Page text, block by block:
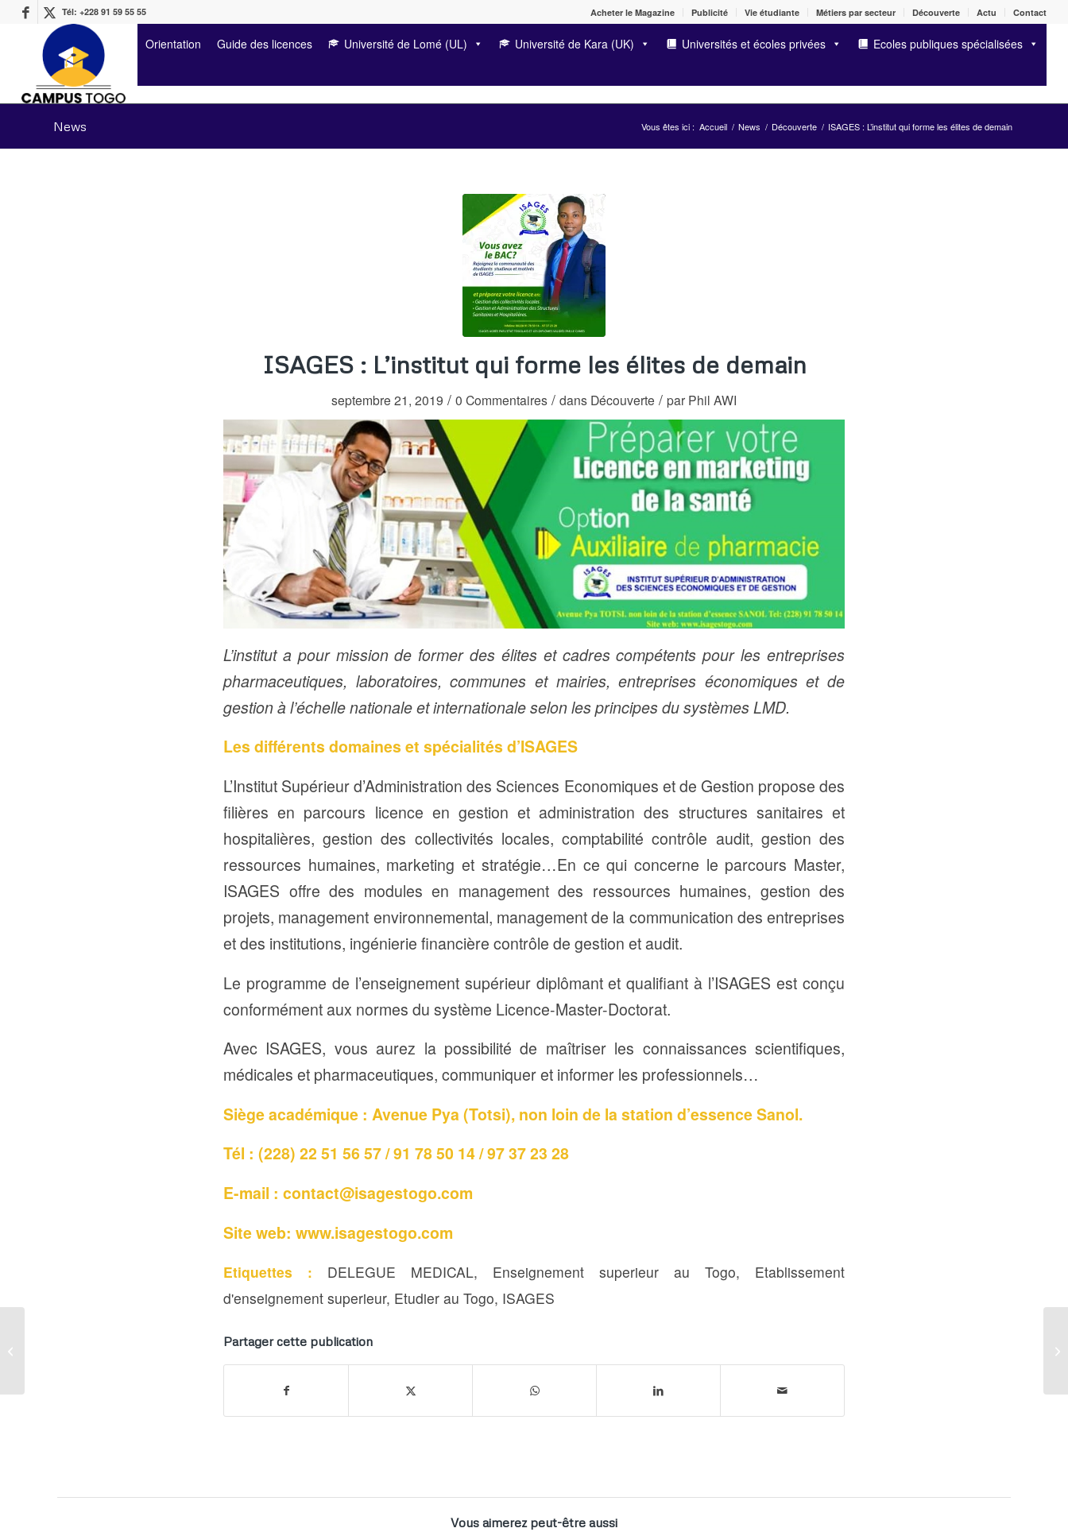
Acheter le Magazine Publicité Vie étudiante Métiers par secteur Découverte Actu Contact
Tél: +228 91 59 55 55
Orientation Guide des licences Université de Lomé (UL) Université de Kara (UK) Universités et écoles privées Ecoles publiques spécialisées
News Vous êtes ici : Accueil / News / Découverte / ISAGES : L’institut qui forme les élites de demain
ISAGES : L’institut qui forme les élites de demain
septembre 21, 2019 / 0 Commentaires / dans Découverte / par Phil AWI
L’institut a pour mission de former des élites et cadres compétents pour les entreprises
pharmaceutiques, laboratoires, communes et mairies, entreprises économiques et de
gestion à l’échelle nationale et internationale selon les principes du systèmes LMD.
Les différents domaines et spécialités d’ISAGES
L’Institut Supérieur d’Administration des Sciences Economiques et de Gestion propose des
filières en parcours licence en gestion et administration des structures sanitaires et
hospitalières, gestion des collectivités locales, comptabilité contrôle audit, gestion des
ressources humaines, marketing et stratégie…En ce qui concerne le parcours Master,
ISAGES offre des modules en management des ressources humaines, gestion des
projets, management environnemental, management de la communication des entreprises
et des institutions, ingénierie financière contrôle de gestion et audit.
Le programme de l’enseignement supérieur diplômant et qualifiant à l’ISAGES est conçu
conformément aux normes du système Licence-Master-Doctorat.
Avec ISAGES, vous aurez la possibilité de maîtriser les connaissances scientifiques,
médicales et pharmaceutiques, communiquer et informer les professionnels…
Siège académique : Avenue Pya (Totsi), non loin de la station d’essence Sanol.
Tél : (228) 22 51 56 57 / 91 78 50 14 / 97 37 23 28
E-mail : contact@isagestogo.com
Site web: www.isagestogo.com
Etiquettes : DELEGUE MEDICAL, Enseignement superieur au Togo, Etablissement
d'enseignement superieur, Etudier au Togo, ISAGES
Partager cette publication
Vous aimerez peut-être aussi